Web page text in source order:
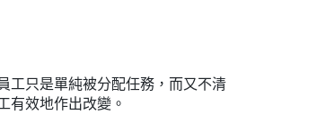
工只是單純被分配任務，而又不清
有效地作出改變。